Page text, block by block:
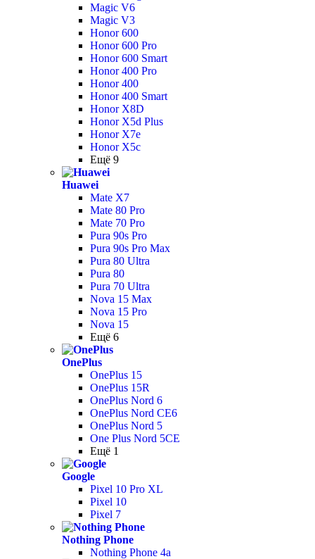
Magic V6
Magic V3
Honor 600
Honor 600 Pro
Honor 600 Smart
Honor 400 Pro
Honor 400
Honor 400 Smart
Honor X8D
Honor X5d Plus
Honor X7e
Honor X5c
Ещё 9
Huawei
Mate X7
Mate 80 Pro
Mate 70 Pro
Pura 90s Pro
Pura 90s Pro Max
Pura 80 Ultra
Pura 80
Pura 70 Ultra
Nova 15 Max
Nova 15 Pro
Nova 15
Ещё 6
OnePlus
OnePlus 15
OnePlus 15R
OnePlus Nord 6
OnePlus Nord CE6
OnePlus Nord 5
One Plus Nord 5CE
Ещё 1
Google
Pixel 10 Pro XL
Pixel 10
Pixel 7
Nothing Phone
Nothing Phone 4a